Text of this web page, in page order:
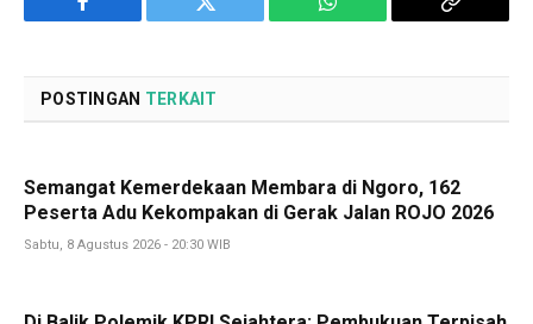
Facebook Twitter WhatsApp
Copy
POSTINGAN TERKAIT
Semangat Kemerdekaan Membara di Ngoro, 162
Peserta Adu Kekompakan di Gerak Jalan ROJO 2026
Sabtu, 8 Agustus 2026 - 20:30 WIB